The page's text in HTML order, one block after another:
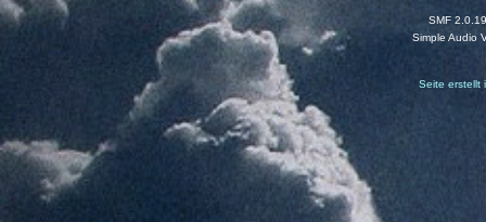
SMF 2.0.19
Simple Audio
Seite erstellt